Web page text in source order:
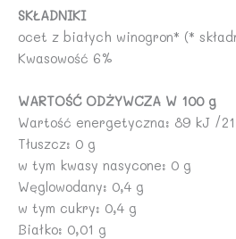
SKŁADNIKI
ocet z białych winogron* (*
Kwasowość 6%
WARTOŚĆ ODŻYWCZA W 100 g
Wartość energetyczna: 89 kJ /
Tłuszcz: 0 g
w tym kwasy nasycone: 0 g
Węglowodany: 0,4 g
w tym cukry: 0,4 g
Białko: 0,01 g